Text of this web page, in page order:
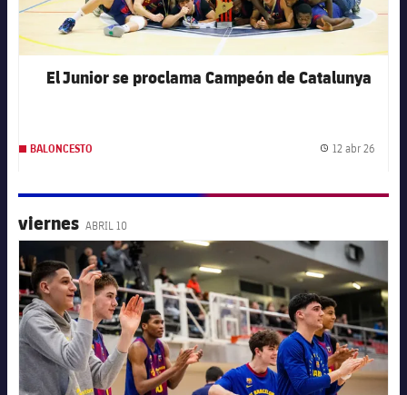
El Junior se proclama Campeón de Catalunya
BALONCESTO Fecha
12 abr 26
viernes ABRIL 10
FC Barcelona club badge